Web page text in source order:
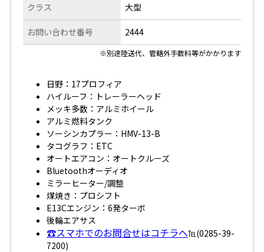
クラス
お問い合わせ番号
大型
2444
※別途陸送代、管轄外手数料等がかかります
日野：17プロフィア
ハイルーフ：トレーラーヘッド
メッキ多数：アルミホイール
アルミ燃料タンク
ソーシンカプラー：HMV-13-B
タコグラフ：ETC
オートエアコン：オートクルーズ
Bluetoothオーディオ
ミラーヒーター/調整
煤焼き：プロシフト
E13Cエンジン：6発ターボ
後輪エアサス
☎スマホでのお問合せはコチラへ℡(0285-39-
7200)